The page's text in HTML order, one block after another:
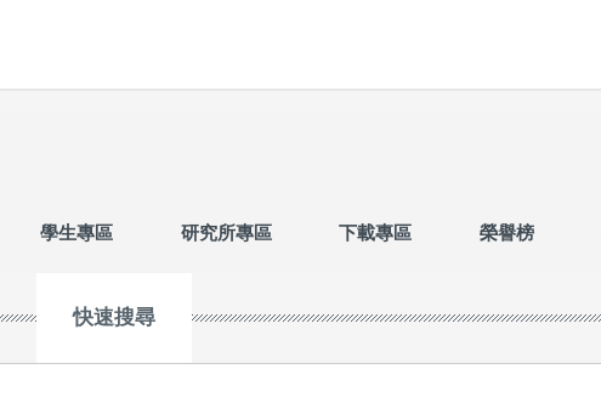
學生專區 研究所專區 下載專區 榮譽榜
快速搜尋